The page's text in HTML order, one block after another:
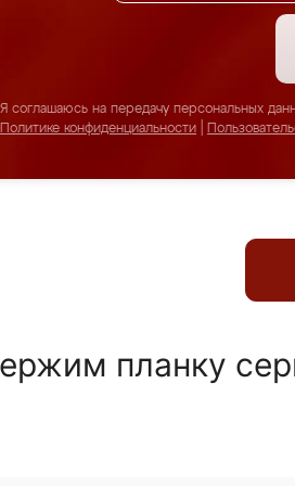
Я соглашаюсь на передачу персональных
Политике конфиденциальности
планку